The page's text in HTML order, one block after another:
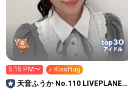
top30
アイドル
5:15 PM〜 ♪ KissHug
天音ふうか No.110 LIVEPLANET